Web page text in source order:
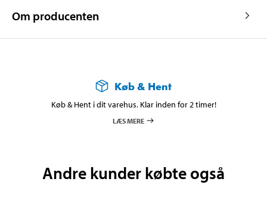
Om producenten
Køb & Hent
Køb & Hent i dit varehus. Klar inden for 2 timer!
LÆS MERE
Andre kunder købte også